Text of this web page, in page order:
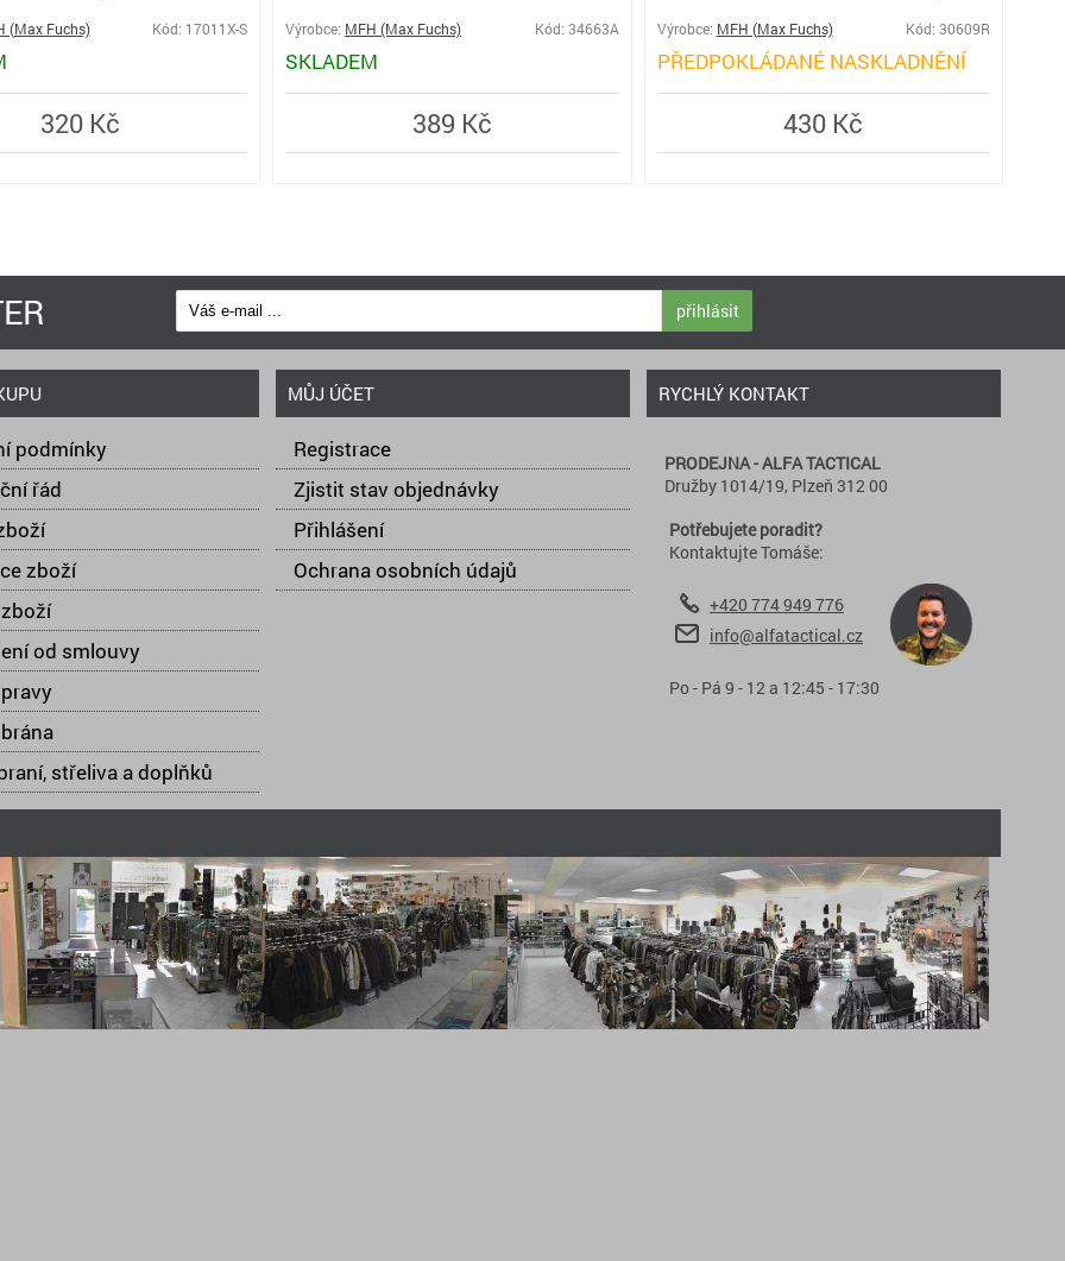
(Max Fuchs) Kód: 17011X-S
320 Kč
Výrobce: MFH (Max Fuchs) Kód: 34663A
SKLADEM
389 Kč
Výrobce: MFH (Max Fuchs) Kód: 30609R
PŘEDPOKLÁDANÉ NASKLADNĚNÍ
430 Kč
přihlásit
podmínky
řád
zboží
od smlouvy
střeliva a doplňků
MŮJ ÚČET
Registrace
Zjistit stav objednávky
Přihlášení
Ochrana osobních údajů
RYCHLÝ KONTAKT
PRODEJNA - ALFA TACTICAL
Družby 1014/19, Plzeň 312 00
Potřebujete poradit?
Kontaktujte Tomáše:
+420 774 949 776
info@alfatactical.cz
Po - Pá 9 - 12 a 12:45 - 17:30